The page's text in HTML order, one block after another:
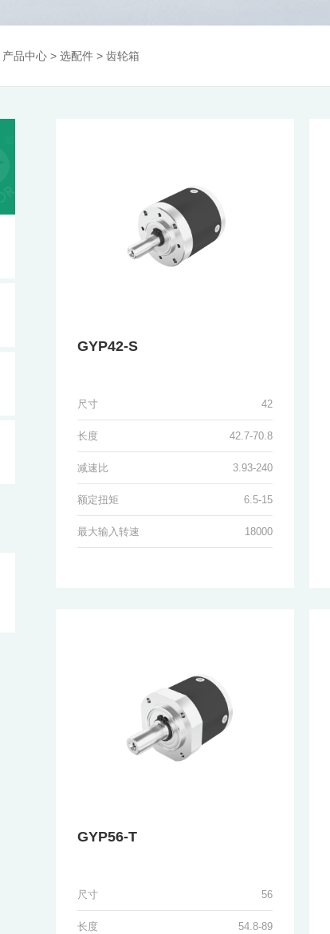
产品中心> 选配件> 齿轮箱
GYP42-S
尺寸 42
长度 42.7-70.8
减速比 3.93-240
额定扭矩 6.5-15
最大输入转速 18000
GYP56-T
尺寸 56
长度 54.8-89